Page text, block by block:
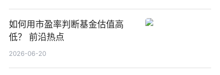
如何用市盈率判断基金估值高
低？ 前沿热点
2026-06-20